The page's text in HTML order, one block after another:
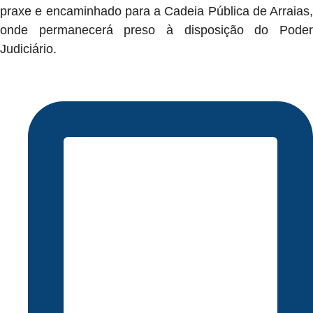
praxe e encaminhado para a Cadeia Pública de Arraias,
onde permanecerá preso à disposição do Poder
Judiciário.